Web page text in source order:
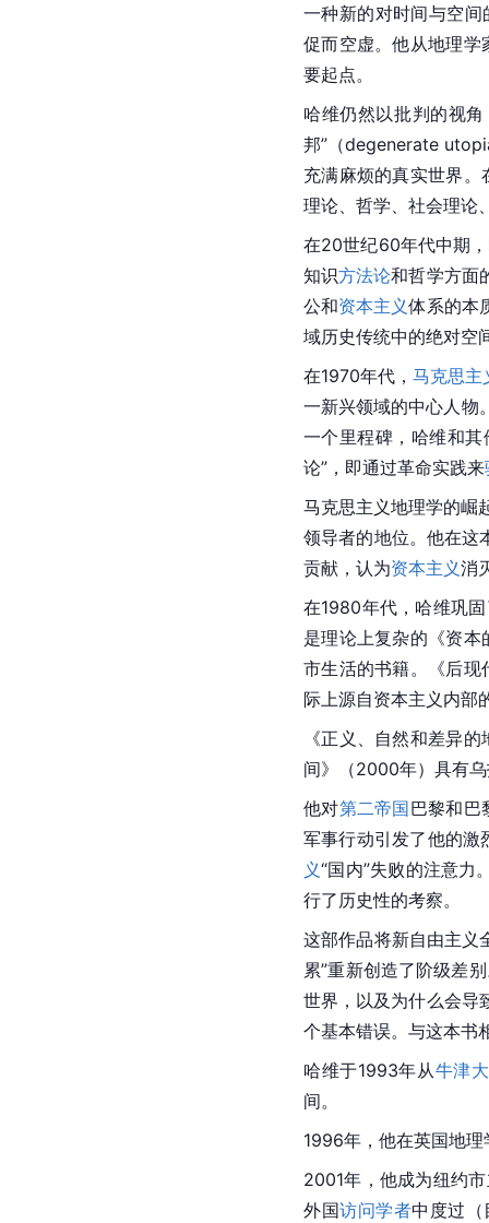
一种新的对时间与空间
促而空虚。他从地理学
要起点。
哈维仍然以批判的视
邦”（degenerate
充满麻烦的真实世界
理论、哲学、社会理论
在20世纪60年代中期
知识方法论和哲学方面
公和资本主义体系的本
域历史传统中的绝对空
在1970年代， 马克思主
一新兴领域的中心人物
一个里程碑，哈维和
论”，即通过革命实践来
马克思主义地理学的崛
领导者的地位。他在这
贡献，认为资本主义消
在1980年代，哈维巩
是理论上复杂的《资
市生活的书籍。《后
际上源自资本主义内部
《正义、自然和差异
间》（2000年）具有
他对第二帝国巴黎和巴
军事行动引发了他的
义“国内”失败的注意
行了历史性的考察。
这部作品将新自由主义
累”重新创造了阶级差
世界，以及为什么会导
个基本错误。与这本书
哈维于1993年从牛津
间。
1996年，他在英国地
2001年，他成为纽约
外国访问学者中度过（